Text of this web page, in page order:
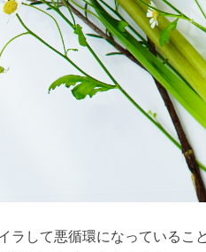
ラして悪循環になっているこ